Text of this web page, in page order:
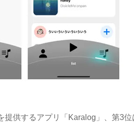
提供するアプリ「Karalog」、第3位